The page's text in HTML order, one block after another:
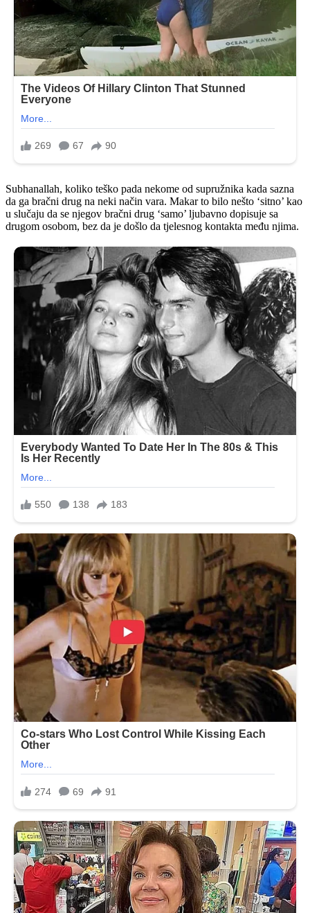
Subhanallah, koliko teško pada nekome od supružnika kada sazna
da ga bračni drug na neki način vara. Makar to bilo nešto ‘sitno’ kao
u slučaju da se njegov bračni drug ‘samo’ ljubavno dopisuje sa
drugom osobom, bez da je došlo da tjelesnog kontakta među njima.